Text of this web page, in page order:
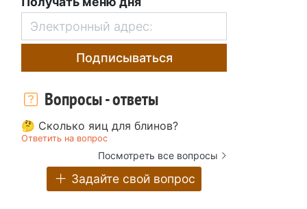
Подписываться
Вопросы - ответы
🤔 Сколько яиц для блинов?
Ответить на вопрос
Посмотреть все вопросы
Задайте свой вопрос